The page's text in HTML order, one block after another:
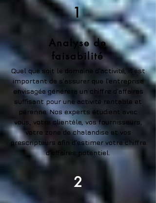
1
Analyse de
faisabilité
Quel que soit le domaine d’activité, il est
important de s’assurer que l’entreprise
envisagée générera un chiffre d’affaires
suffisant pour une activité rentable et
pérenne. Nos experts étudient avec
vous, votre clientèle, vos fournisseurs,
votre zone de chalandise et vos
prescripteurs afin d’estimer votre chiffre
d’affaires potentiel.
2